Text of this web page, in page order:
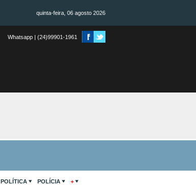
quinta-feira, 06 agosto 2026
Whatsapp | (24)99901-1961
POLÍTICA POLÍCIA +